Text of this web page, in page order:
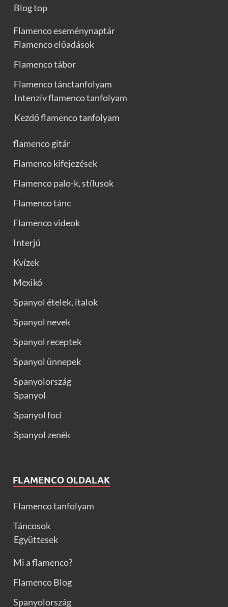
Blog top
Flamenco eseménynaptár
Flamenco előadások
Flamenco tábor
Flamenco tánctanfolyam
Intenzív flamenco tanfolyam
Kezdő flamenco tanfolyam
flamenco gitár
Flamenco kifejezések
Flamenco palo-k, stílusok
Flamenco tánc
Flamenco videok
Interjú
Kvízek
Mexikó
Spanyol ételek, italok
Spanyol nevek
Spanyol receptek
Spanyol ünnepek
Spanyolország
Spanyol
Spanyol foci
Spanyol zenék
FLAMENCO OLDALAK
Flamenco tanfolyam
Táncosok
Együttesek
Mi a flamenco?
Flamenco Blog
Spanyolország